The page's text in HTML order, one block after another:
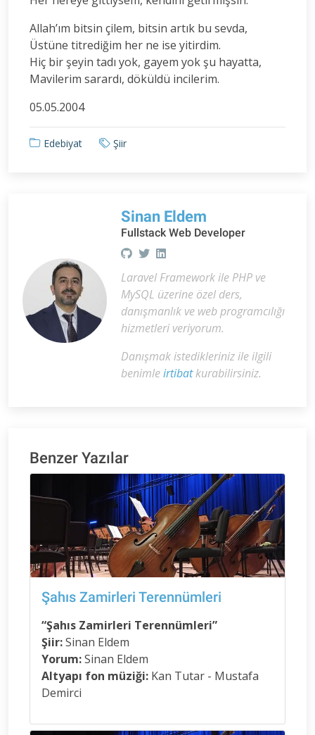
Allah’ım bitsin çilem, bitsin artık bu sevda,
Üstüne titrediğim her ne ise yitirdim.
Hiç bir şeyin tadı yok, gayem yok şu hayatta,
Mavilerim sarardı, döküldü incilerim.
05.05.2004
Edebiyat Şiir
Sinan Eldem
Fullstack Web Developer
Laravel Framework ile PHP ve
MySQL üzerine özel ders,
danışmanlık ve web programcılığı
hizmetleri veriyorum.
Danışmak istedikleriniz ile ilgili
benimleirtibatkurabilirsiniz.
Benzer Yazılar
Şahıs Zamirleri Terennümleri
“Şahıs Zamirleri Terennümleri”
Şiir:Sinan Eldem
Yorum:Sinan Eldem
Altyapı fon müziği: Kan Tutar - Mustafa
Demirci